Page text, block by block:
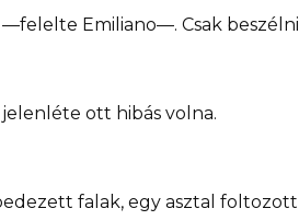
Emiliano—. Csak
ott hibás volna.
falak, egy asztal